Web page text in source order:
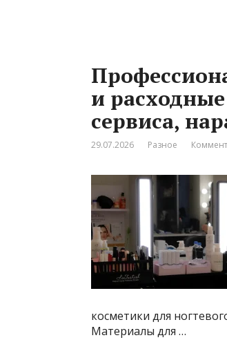
и
сервиса,
29.07.2026 Разное
косметики для
Материалы для …